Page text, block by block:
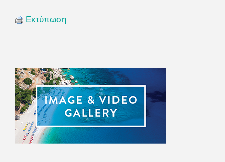
Εκτύπωση